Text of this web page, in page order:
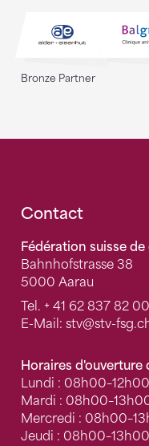
Bronze Partner
Fusszeile
Contact
Fédération suisse
Bahnhofstrasse 38
5000 Aarau
Tel. + 41 62 837 82 00
E-Mail: stv@stv-
Horaires d'ouverture
Lundi :
Mardi :
Mercredi :
Jeudi : 08h00–13h00